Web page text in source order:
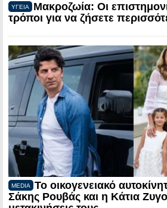
ΥΓΕΙΑ
Μακροζωία: Οι
τρόποι για να ζήσετε
MEDIA
Το οικογενειακό
Σάκης Ρουβάς και η Κάτια